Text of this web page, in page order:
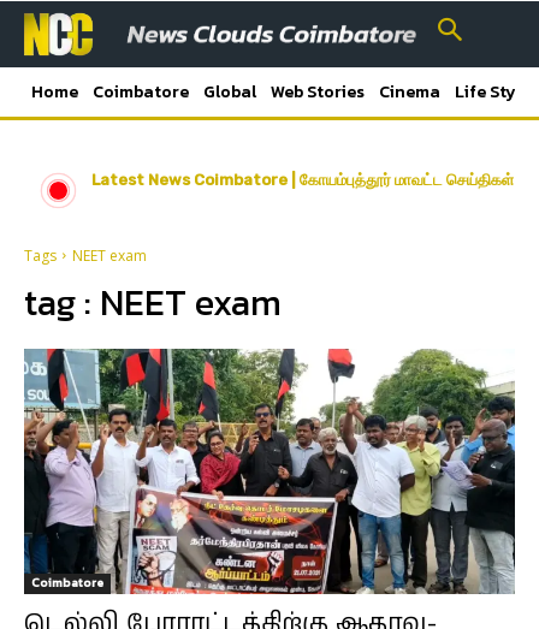
Home Coimbatore Global Web Stories Cinema Life Style
Latest News Coimbatore | கோயம்புத்தூர் மாவட்ட செய்திகள்
Tags NEET exam
tag : NEET exam
Coimbatore